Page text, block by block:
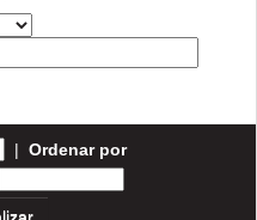
| Ordenar por